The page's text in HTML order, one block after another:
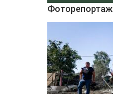
Фоторепортаж